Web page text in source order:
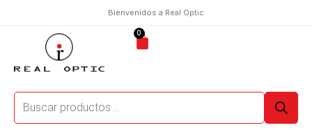
Bienvenidos a Real Optic
0